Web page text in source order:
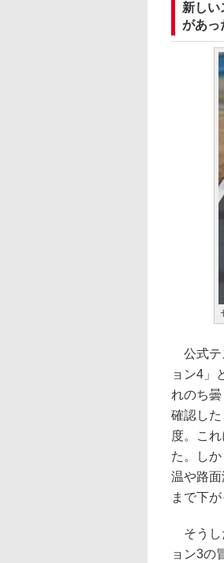
新しい
があっ
公式テ
ョン4」
れのち
確認し
度。こ
た。し
温や路
まで下が
そうし
ョン3の